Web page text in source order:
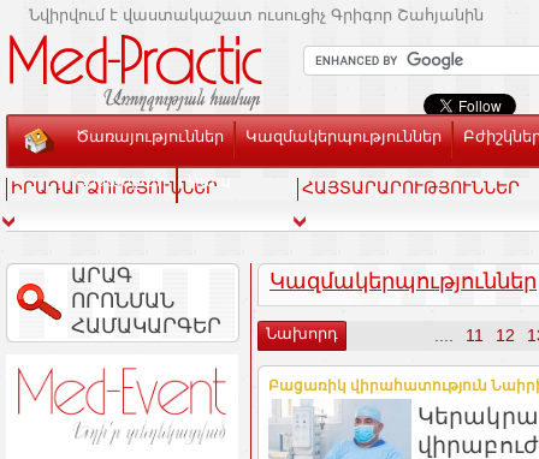
Նվիրվում է վաստակաշատ ուսուցիչ Գրիգոր Շահյանին
Ծառայություններ Կազմակերպություններ
Տեսասրահ Կապ
ԻՐԱԴԱՐՁՈՒԹՅՈՒՆՆԵՐ ՀԱՅՏԱՐԱՐՈՒԹՅՈՒՆՆԵՐ
ԱՐԱԳ
ՈՐՈՆՄԱՆ
ՀԱՄԱԿԱՐԳԵՐ
Կազմակերպություններ
Նախորդ 11 12
Բացառիկ վիրահատություն Նաիրի